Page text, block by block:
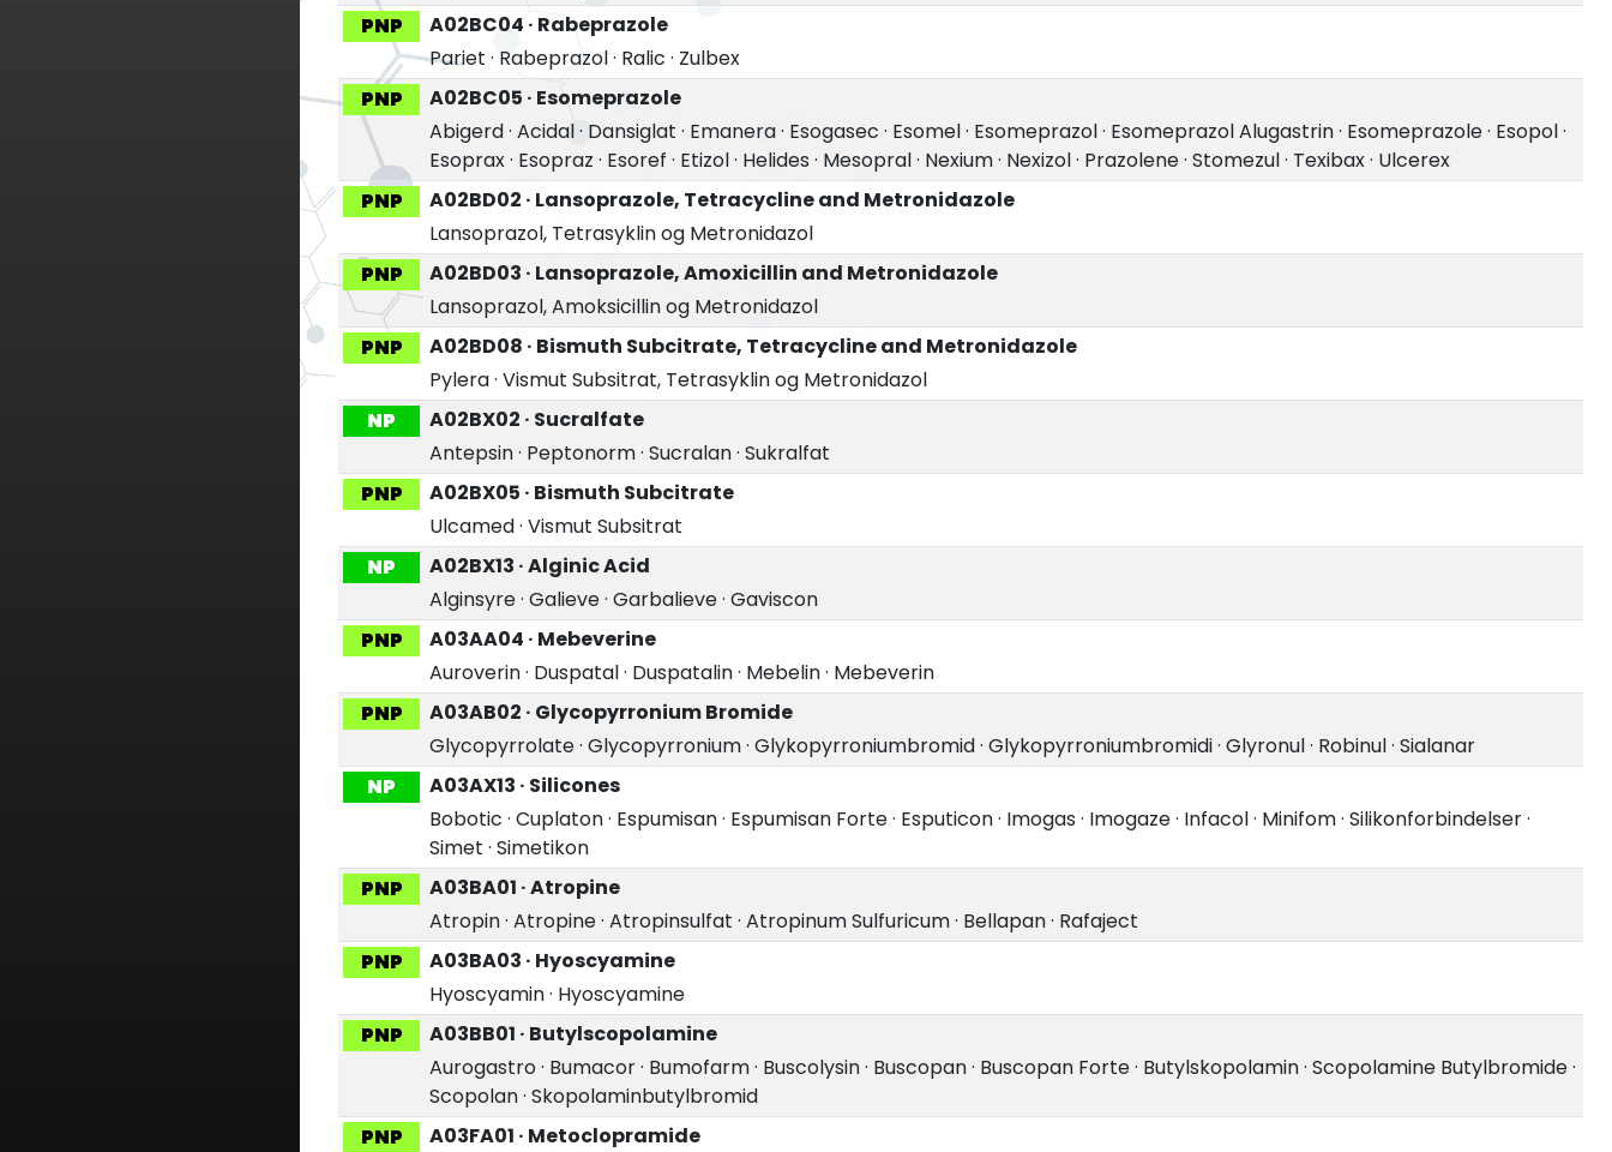
PNP
A02BC04 · Rabeprazole
Pariet · Rabeprazol· Ralic · Zulbex
PNP
A02BC05 · Esomeprazole
Abigerd· Acidal· Dansiglat · Emanera· Esogasec · Esomel· Esomeprazol· Esomeprazol Alugastrin· Esomeprazole· Esopol·
Esoprax· Esopraz · Esoref · Etizol· Helides · Mesopral· Nexium· Nexizol· Prazolene· Stomezul· Texibax· Ulcerex
PNP
A02BD02 · Lansoprazole, Tetracycline and Metronidazole
Lansoprazol, Tetrasyklin og Metronidazol
PNP
A02BD03 · Lansoprazole, Amoxicillin and Metronidazole
Lansoprazol, Amoksicillin og Metronidazol
PNP
A02BD08 · Bismuth Subcitrate, Tetracycline and Metronidazole
Pylera· Vismut Subsitrat, Tetrasyklin og Metronidazol
NP
A02BX02 · Sucralfate
Antepsin· Peptonorm· Sucralan· Sukralfat
PNP
A02BX05 · Bismuth Subcitrate
Ulcamed· Vismut Subsitrat
NP
A02BX13 · Alginic Acid
Alginsyre· Galieve· Garbalieve· Gaviscon
PNP
A03AA04 · Mebeverine
Auroverin· Duspatal· Duspatalin· Mebelin· Mebeverin
PNP
A03AB02 · Glycopyrronium Bromide
Glycopyrrolate· Glycopyrronium· Glykopyrroniumbromid· Glykopyrroniumbromidi· Glyronul· Robinul· Sialanar
NP
A03AX13 · Silicones
Bobotic · Cuplaton· Espumisan· Espumisan Forte· Esputicon· Imogas · Imogaze· Infacol· Minifom· Silikonforbindelser·
Simet · Simetikon
PNP
A03BA01 · Atropine
Atropin· Atropine· Atropinsulfat · Atropinum Sulfuricum· Bellapan· Rafaject
PNP
A03BA03 · Hyoscyamine
Hyoscyamin· Hyoscyamine
PNP
A03BB01 · Butylscopolamine
Aurogastro· Bumacor· Bumofarm· Buscolysin· Buscopan· Buscopan Forte· Butylskopolamin· Scopolamine Butylbromide·
Scopolan· Skopolaminbutylbromid
PNP
A03FA01 · Metoclopramide